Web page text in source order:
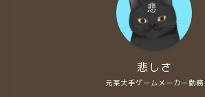
元某大手ゲームメーカー勤務
悲しさ